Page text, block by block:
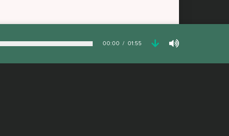
00:00 01:55